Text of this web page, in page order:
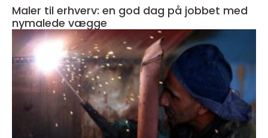
Maler til erhverv: en god dag på jobbet med
nymalede vægge